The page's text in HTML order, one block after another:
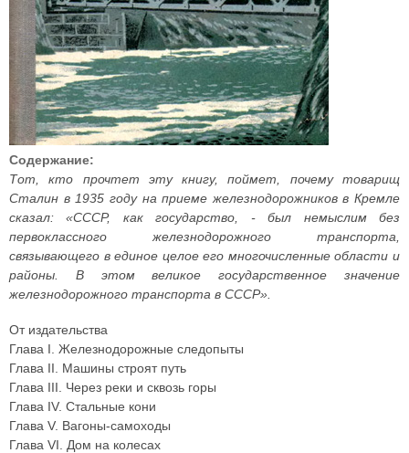
Содержание:
Тот, кто прочтет эту книгу, поймет, почему товарищ
Сталин в 1935 году на приеме железнодорожников в Кремле
сказал: «СССР, как государство, - был немыслим без
первоклассного железнодорожного транспорта,
связывающего в единое целое его многочисленные области и
районы. В этом великое государственное значение
железнодорожного транспорта в СССР».
От издательства
Глава I. Железнодорожные следопыты
Глава II. Машины строят путь
Глава III. Через реки и сквозь горы
Глава IV. Стальные кони
Глава V. Вагоны-самоходы
Глава VI. Дом на колесах